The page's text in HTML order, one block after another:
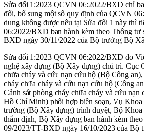
Sửa đổi 1:2023 QCVN 06:2022/BXD chỉ
đổi, bổ sung một số quy định của QCVN
dung không được nêu tại Sửa đổi 1 này thì
06:2022/BXD ban hành kèm theo Thông tư
BXD ngày 30/11/2022 của Bộ trưởng Bộ
Sửa đổi 1:2023 QCVN 06:2022/BXD do
nghệ xây dựng (Bộ Xây dựng) chủ trì, Cục
chữa cháy và cứu nạn cứu hộ (Bộ Công
cháy chữa cháy và cứu nạn cứu hộ (Công
Cảnh sát phòng cháy chữa cháy và cứu nạn
Hồ Chí Minh) phối hợp biên soạn, Vụ Khoa
trường (Bộ Xây dựng) trình duyệt, Bộ Khoa
thẩm định, Bộ Xây dựng ban hành kèm
09/2023/TT-BXD ngày 16/10/2023 của Bộ